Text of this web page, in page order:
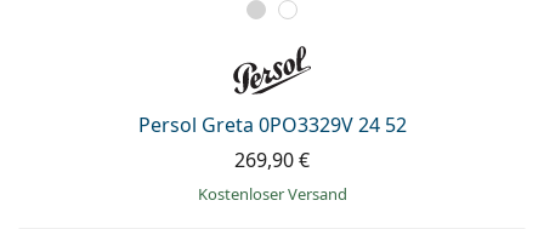
Persol Greta 0PO3329V 24 52
269,90 €
Kostenloser Versand